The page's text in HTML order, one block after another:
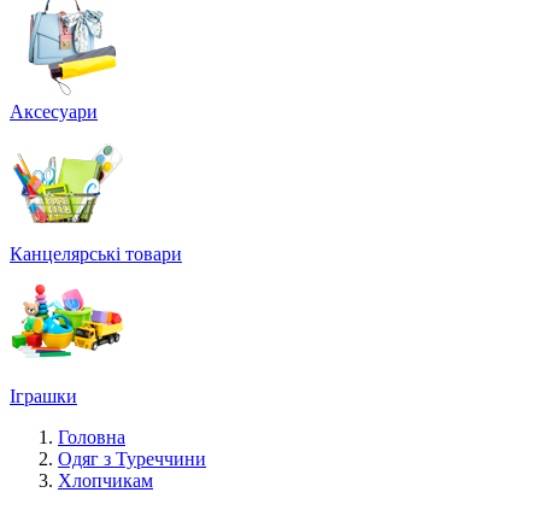
Аксесуари
Канцелярські товари
Іграшки
Головна
Одяг з Туреччини
Хлопчикам